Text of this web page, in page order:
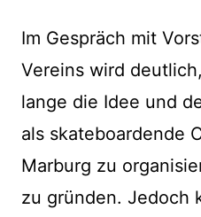
Im Gespräch mit
Vereins wird
lange die Idee und
als skateboardende
Marburg zu
zu gründen. Jedoch